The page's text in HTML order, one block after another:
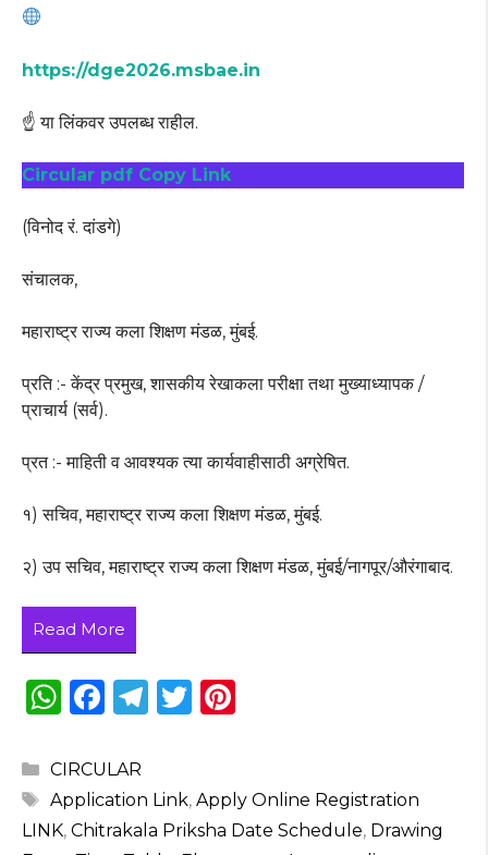
https://dge2026.msbae.in
☝ या लिंकवर उपलब्ध राहील.
Circular pdf Copy Link
(विनोद रं. दांडगे)
संचालक,
महाराष्ट्र राज्य कला शिक्षण मंडळ, मुंबई.
प्रति :- केंद्र प्रमुख, शासकीय रेखाकला परीक्षा तथा मुख्याध्यापक /
प्राचार्य (सर्व).
प्रत :- माहिती व आवश्यक त्या कार्यवाहीसाठी अग्रेषित.
१) सचिव, महाराष्ट्र राज्य कला शिक्षण मंडळ, मुंबई.
२) उप सचिव, महाराष्ट्र राज्य कला शिक्षण मंडळ, मुंबई/नागपूर/औरंगाबाद.
Read More
W
a
ts
A
F
c
e
b
T
g
ra
T
te
r
re
st
Categories
CIRCULAR
Tags
Application Link, Apply Online Registration
LINK, Chitrakala Priksha Date Schedule, Drawing